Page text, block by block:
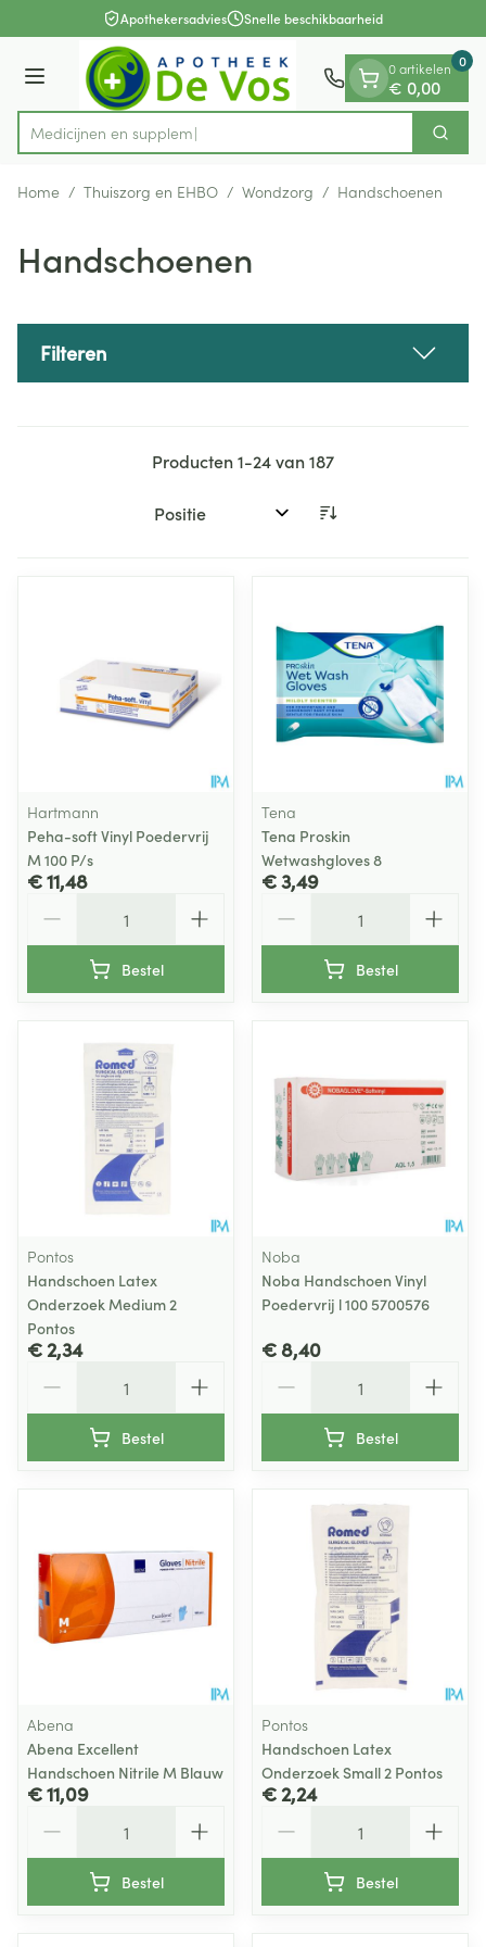
Ga naar de inhoudApothekersadvies Snelle beschikbaarheid
Menu
Product, merk, categorie...
Me Zoek
0 artikelen
€ 0,00
0
Home / Thuiszorg en EHBO / Wondzorg / Handschoenen
Handschoenen
Filteren
Producten1-24van187
Sorteer op:
Hartmann
Peha-soft Vinyl Poedervrij
M 100 P/s
€ 11,48
Bestel
Tena
Tena Proskin
Wetwashgloves 8
€ 3,49
Bestel
Pontos
Handschoen Latex
Onderzoek Medium 2
Pontos
€ 2,34
Bestel
Noba
Noba Handschoen Vinyl
Poedervrij l 100 5700576
€ 8,40
Bestel
Abena
Abena Excellent
Handschoen Nitrile M Blauw
€ 11,09
Bestel
Pontos
Handschoen Latex
Onderzoek Small 2 Pontos
€ 2,24
Bestel